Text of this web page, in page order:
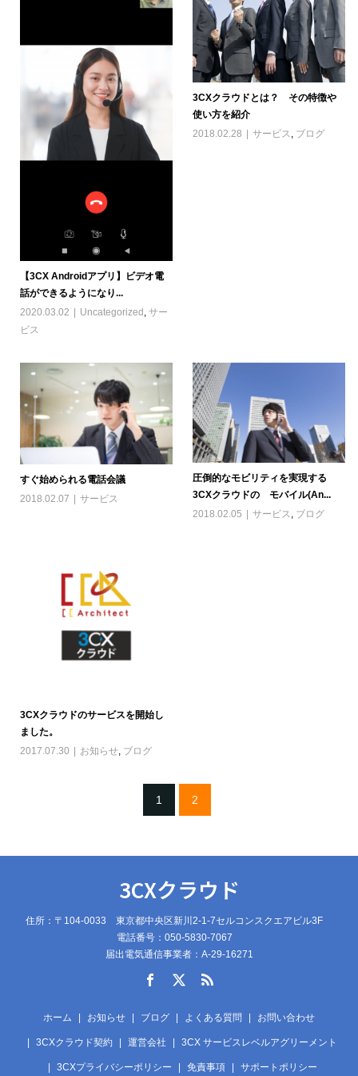
【3CX Androidアプリ】ビデオ電
話ができるようになり...
2020.03.02
Uncategorized サー
ビス
3CXクラウドとは？ その特徴や
使い方を紹介
2018.02.28
サービス ブログ
すぐ始められる電話会議
2018.02.07
サービス
圧倒的なモビリティを実現する
3CXクラウドの モバイル(An...
2018.02.05
サービス, ブログ
3CXクラウドのサービスを開始し
ました。
2017.07.30
お知らせ, ブログ
1 2
3CXクラウド
住所：〒104-0033 東京都中央区新川2-1-7セルコンスクエアビル3F
電話番号：050-5830-7067
届出電気通信事業者：A-29-16271
ホーム お知らせ ブログ よくある質問 お問い合わせ
3CXクラウド契約 運営会社 3CX サービスレベルアグリーメント
3CXプライバシーポリシー 免責事項 サポートポリシー